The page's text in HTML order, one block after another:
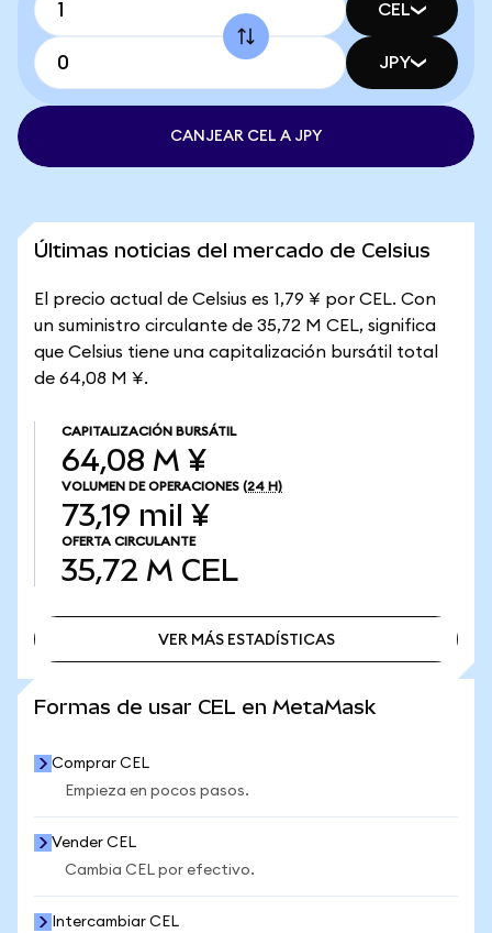
CEL
JPY
CANJEAR CEL A JPY
Últimas noticias del mercado de Celsius
El precio actual de Celsius es 1,79 ¥ por CEL. Con
un suministro circulante de 35,72 M CEL, significa
que Celsius tiene una capitalización bursátil total
de 64,08 M ¥.
CAPITALIZACIÓN BURSÁTIL
64,08 M ¥
VOLUMEN DE OPERACIONES (24 H)
73,19 mil ¥
OFERTA CIRCULANTE
35,72 M CEL
VER MÁS ESTADÍSTICAS
Formas de usar CEL en MetaMask
Comprar CEL
Empieza en pocos pasos.
Vender CEL
Cambia CEL por efectivo.
Intercambiar CEL